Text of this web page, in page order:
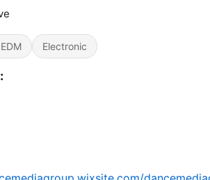
Electronic